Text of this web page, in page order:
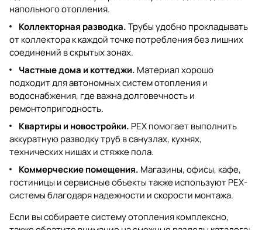
напольного отопления.
Коллекторная разводка.Трубы удобно прокладывать
от коллектора к каждой точке потребления без лишних
соединений в скрытых зонах.
Частные дома и коттеджи. Материал хорошо
подходит для автономных систем отопления и
водоснабжения, где важна долговечность и
ремонтопригодность.
Квартиры и новостройки. PEX помогает выполнить
аккуратную разводку труб в санузлах, кухнях,
технических нишах и стяжке пола.
Коммерческие помещения. Магазины, офисы, кафе,
гостиницы и сервисные объекты также используют PEX-
системы благодаря надежности и скорости монтажа.
Если вы собираете систему отопления комплексно,